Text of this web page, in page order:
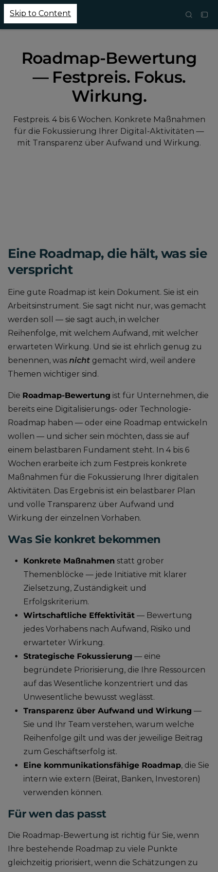
Skip to Content
Roadmap-Bewertung
— Festpreis. Fokus.
Wirkung.
Festpreis. 4 bis 6 Wochen. Konkrete Maßnahmen
für die Fokussierung Ihrer Digital-Aktivitäten —
mit Transparenz über Aufwand und Wirkung.
Eine Roadmap, die hält, was sie
verspricht
Eine gute Roadmap ist kein Dokument. Sie ist ein
Arbeitsinstrument. Sie sagt nicht nur, was gemacht
werden soll — sie sagt auch, in welcher
Reihenfolge, mit welchem Aufwand, mit welcher
erwarteten Wirkung. Und sie ist ehrlich genug zu
benennen, wasnicht gemacht wird, weil andere
Themen wichtiger sind.
Die Roadmap-Bewertung ist für Unternehmen, die
bereits eine Digitalisierungs- oder Technologie-
Roadmap haben — oder eine Roadmap entwickeln
wollen — und sicher sein möchten, dass sie auf
einem belastbaren Fundament steht. In 4 bis 6
Wochen erarbeite ich zum Festpreis konkrete
Maßnahmen für die Fokussierung Ihrer digitalen
Aktivitäten. Das Ergebnis ist ein belastbarer Plan
und volle Transparenz über Aufwand und
Wirkung der einzelnen Vorhaben.
Was Sie konkret bekommen
Konkrete Maßnahmen statt grober
Themenblöcke — jede Initiative mit klarer
Zielsetzung, Zuständigkeit und
Erfolgskriterium.
Wirtschaftliche Effektivität — Bewertung
jedes Vorhabens nach Aufwand, Risiko und
erwarteter Wirkung.
Strategische Fokussierung — eine
begründete Priorisierung, die Ihre Ressourcen
auf das Wesentliche konzentriert und das
Unwesentliche bewusst weglässt.
Transparenz über Aufwand und Wirkung —
Sie und Ihr Team verstehen, warum welche
Reihenfolge gilt und was der jeweilige Beitrag
zum Geschäftserfolg ist.
Eine kommunikationsfähige Roadmap, die Sie
intern wie extern (Beirat, Banken, Investoren)
verwenden können.
Für wen das passt
Die Roadmap-Bewertung ist richtig für Sie, wenn
Ihre bestehende Roadmap zu viele Punkte
gleichzeitig priorisiert, wenn die Schätzungen zu